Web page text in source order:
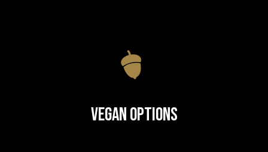
Vegan Options